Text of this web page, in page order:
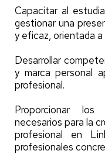
Capacitar al
gestionar una
y eficaz, orientada a
Desarrollar
y marca personal
profesional.
Proporcionar los
necesarios para la
profesional en
profesionales